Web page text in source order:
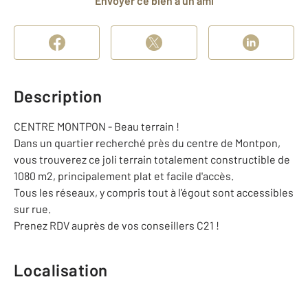
Description
CENTRE MONTPON - Beau terrain !
Dans un quartier recherché près du centre de Montpon,
vous trouverez ce joli terrain totalement constructible de
1080 m2, principalement plat et facile d'accès.
Tous les réseaux, y compris tout à l'égout sont accessibles
sur rue.
Prenez RDV auprès de vos conseillers C21 !
Localisation